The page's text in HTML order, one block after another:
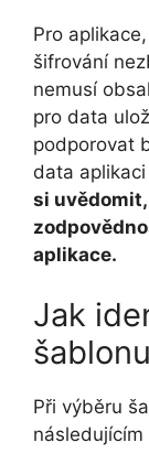
Pro
šifrování
nemusí
pro data
podporovat
data
si
aplikace.
Jak
šablonu
Při výběru